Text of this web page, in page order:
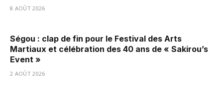
8 AOÛT 2026
Ségou : clap de fin pour le Festival des Arts
Martiaux et célébration des 40 ans de « Sakirou’s
Event »
2 AOÛT 2026